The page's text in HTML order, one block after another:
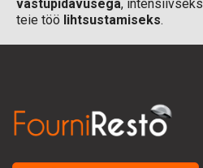
vastupidavusega, intensiivseks
teie töö lihtsustamiseks.